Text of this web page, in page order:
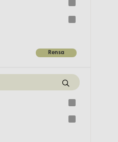
Rensa